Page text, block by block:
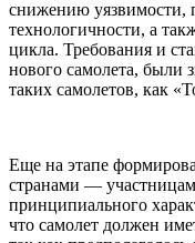
снижению
технологичности, а
цикла. Требования и
нового самолета, были
таких самолетов, как
Еще на этапе
странами —
принципиального
что самолет должен